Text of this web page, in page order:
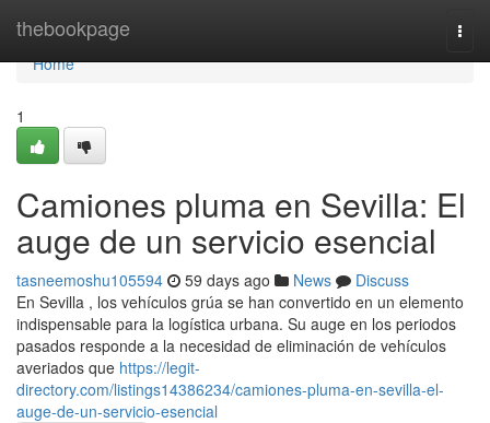
thebookpage
Home
Home
1
Camiones pluma en Sevilla: El
auge de un servicio esencial
tasneemoshu105594 59 days ago News
Discuss
En Sevilla , los vehículos grúa se han convertido en un elemento
indispensable para la logística urbana. Su auge en los periodos
pasados responde a la necesidad de eliminación de vehículos
averiados que https://legit-
directory.com/listings14386234/camiones-pluma-en-sevilla-el-
auge-de-un-servicio-esencial